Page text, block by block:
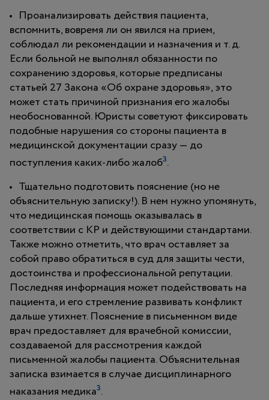
Проанализировать действия пациента,
вспомнить, вовремя ли он явился на прием,
соблюдал ли рекомендации и назначения и т. д.
Если больной не выполнял обязанности по
сохранению здоровья, которые предписаны
статьей 27 Закона «Об охране здоровья», это
может стать причиной признания его жалобы
необоснованной. Юристы советуют фиксировать
подобные нарушения со стороны пациента в
медицинской документации сразу — до
поступления каких-либо жалоб3.
Тщательно подготовить пояснение (но не
объяснительную записку!). В нем нужно упомянуть,
что медицинская помощь оказывалась в
соответствии с КР и действующими стандартами.
Также можно отметить, что врач оставляет за
собой право обратиться в суд для защиты чести,
достоинства и профессиональной репутации.
Последняя информация может подействовать на
пациента, и его стремление развивать конфликт
дальше утихнет. Пояснение в письменном виде
врач предоставляет для врачебной комиссии,
создаваемой для рассмотрения каждой
письменной жалобы пациента. Объяснительная
записка взимается в случае дисциплинарного
наказания медика3.